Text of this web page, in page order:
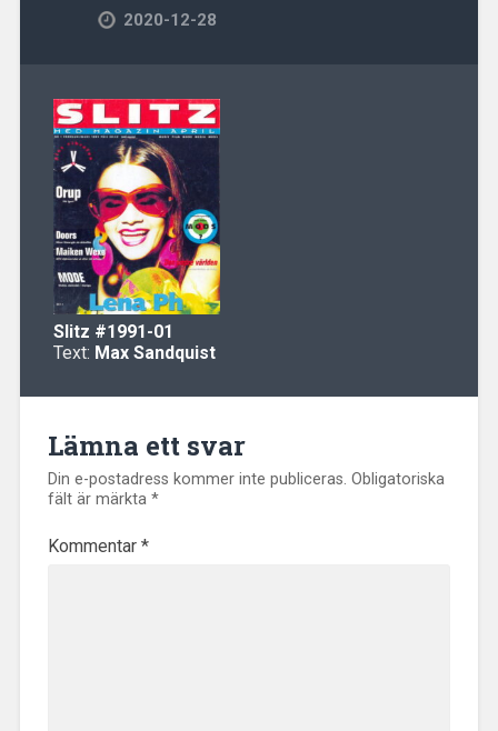
2020-12-28
Slitz #1991-01
Text: Max Sandquist
Lämna ett svar
Din e-postadress kommer inte publiceras. Obligatoriska
fält är märkta *
Kommentar *